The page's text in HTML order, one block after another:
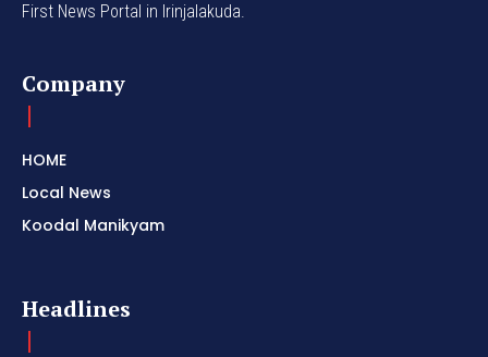
First News Portal in Irinjalakuda.
Company
HOME
Local News
Koodal Manikyam
Headlines